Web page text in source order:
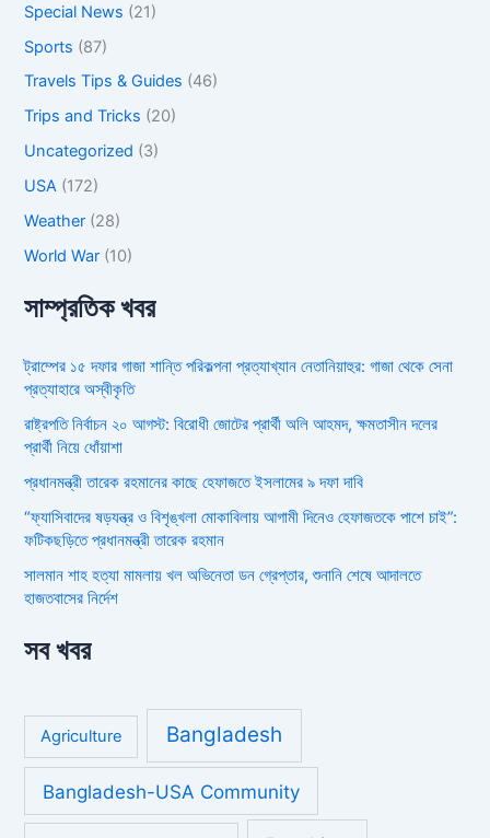
Special News (21)
Sports (87)
Travels Tips & Guides (46)
Trips and Tricks (20)
Uncategorized (3)
USA (172)
Weather (28)
World War (10)
সাম্প্রতিক খবর
ট্রাম্পের ১৫ দফার গাজা শান্তি পরিকল্পনা প্রত্যাখ্যান নেতানিয়াহুর: গাজা থেকে সেনা
প্রত্যাহারে অস্বীকৃতি
রাষ্ট্রপতি নির্বাচন ২০ আগস্ট: বিরোধী জোটের প্রার্থী অলি আহমদ, ক্ষমতাসীন দলের
প্রার্থী নিয়ে ধোঁয়াশা
প্রধানমন্ত্রী তারেক রহমানের কাছে হেফাজতে ইসলামের ৯ দফা দাবি
“ফ্যাসিবাদের ষড়যন্ত্র ও বিশৃঙ্খলা মোকাবিলায় আগামী দিনেও হেফাজতকে পাশে চাই”:
ফটিকছড়িতে প্রধানমন্ত্রী তারেক রহমান
সালমান শাহ হত্যা মামলায় খল অভিনেতা ডন গ্রেপ্তার, শুনানি শেষে আদালতে
হাজতবাসের নির্দেশ
সব খবর
Agriculture Bangladesh
Bangladesh-USA Community